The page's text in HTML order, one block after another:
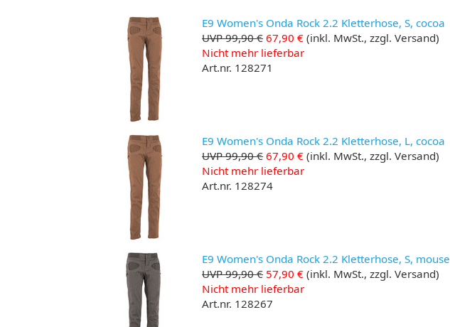
E9 Women's Onda Rock 2.2 Kletterhose, S, cocoa
UVP 99,90 € 67,90 € (inkl. MwSt., zzgl. Versand)
Nicht mehr lieferbar
Art.nr. 128271
E9 Women's Onda Rock 2.2 Kletterhose, L, cocoa
UVP 99,90 € 67,90 € (inkl. MwSt., zzgl. Versand)
Nicht mehr lieferbar
Art.nr. 128274
E9 Women's Onda Rock 2.2 Kletterhose, S, mouse
UVP 99,90 € 57,90 € (inkl. MwSt., zzgl. Versand)
Nicht mehr lieferbar
Art.nr. 128267